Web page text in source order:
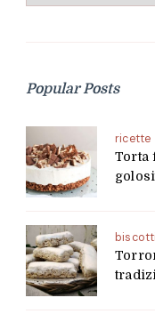
Popular Posts
ricette
Torta
biscotti